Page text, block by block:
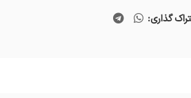
گذاری: